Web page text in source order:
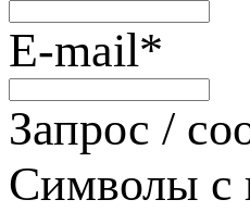
E-mail*
Запрос /
Символы с